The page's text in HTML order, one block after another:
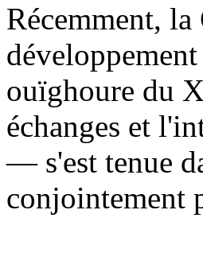
Récemment,
ouïghoure du
échanges et
— s'est tenue
conjointement